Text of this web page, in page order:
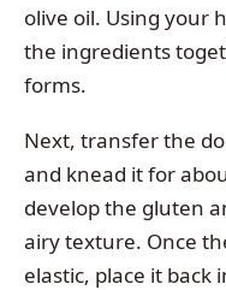
olive oil. Using your
the ingredients
forms.
Next, transfer the
and knead it for
develop the gluten
airy texture. Once
elastic, place it back